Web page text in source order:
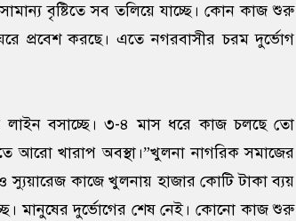
বৃষ্টিতে সব তলিয়ে যাচ্ছে। কোন কাজ শুরু
প্রবেশ করছে। এতে নগরবাসীর চরম দুর্ভোগ
লাইন বসাচ্ছে। ৩-৪ মাস ধরে কাজ চলছে তো
আরো খারাপ অবস্থা।”খুলনা নাগরিক সমাজের
স্যুয়ারেজ কাজে খুলনায় হাজার কোটি টাকা ব্যয়
মানুষের দুর্ভোগের শেষ নেই। কোনো কাজ শুরু